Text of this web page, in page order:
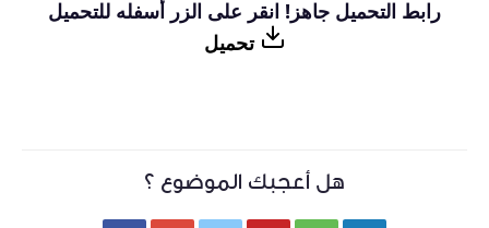
رابط التحميل جاهز! انقر على الزر أسفله للتحميل
تحميل
هل أعجبك الموضوع ؟